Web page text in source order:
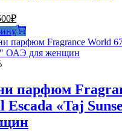
₽Текущая
цена:
500₽.
парфюм
Escada «Taj